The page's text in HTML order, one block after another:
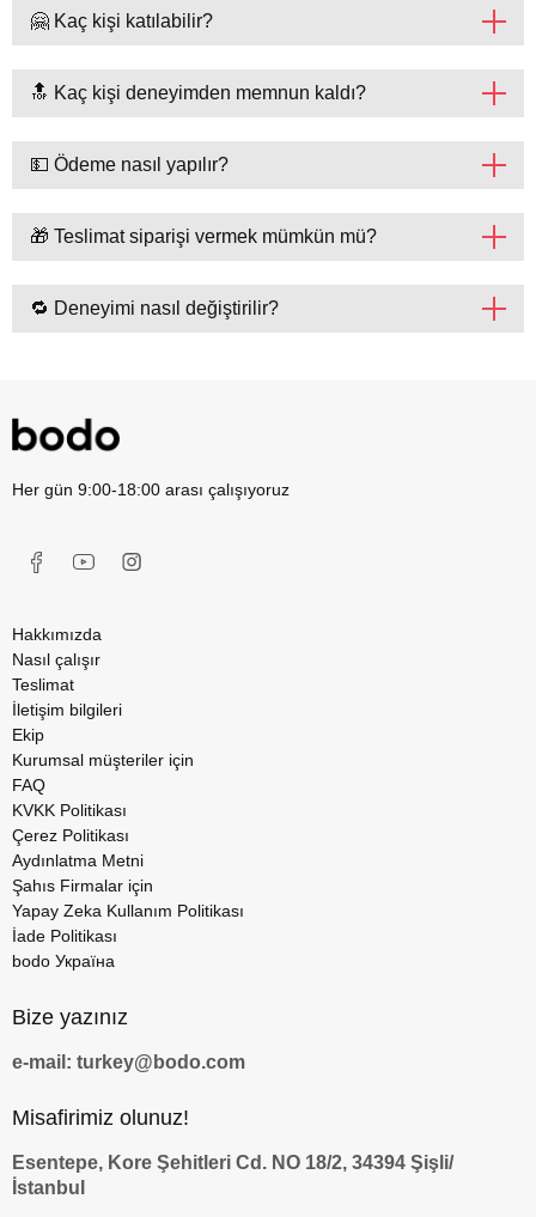
🤗 Kaç kişi katılabilir?
🔝 Kaç kişi deneyimden memnun kaldı?
💵 Ödeme nasıl yapılır?
🎁 Teslimat siparişi vermek mümkün mü?
🔁 Deneyimi nasıl değiştirilir?
Her gün 9:00-18:00 arası çalışıyoruz
Hakkımızda
Nasıl çalışır
Teslimat
İletişim bilgileri
Ekip
Kurumsal müşteriler için
FAQ
KVKK Politikası
Çerez Politikası
Aydınlatma Metni
Şahıs Firmalar için
Yapay Zeka Kullanım Politikası
İade Politikası
bodo Україна
Bize yazınız
e-mail: turkey@bodo.com
Misafirimiz olunuz!
Esentepe, Kore Şehitleri Cd. NO 18/2, 34394 Şişli/
İstanbul